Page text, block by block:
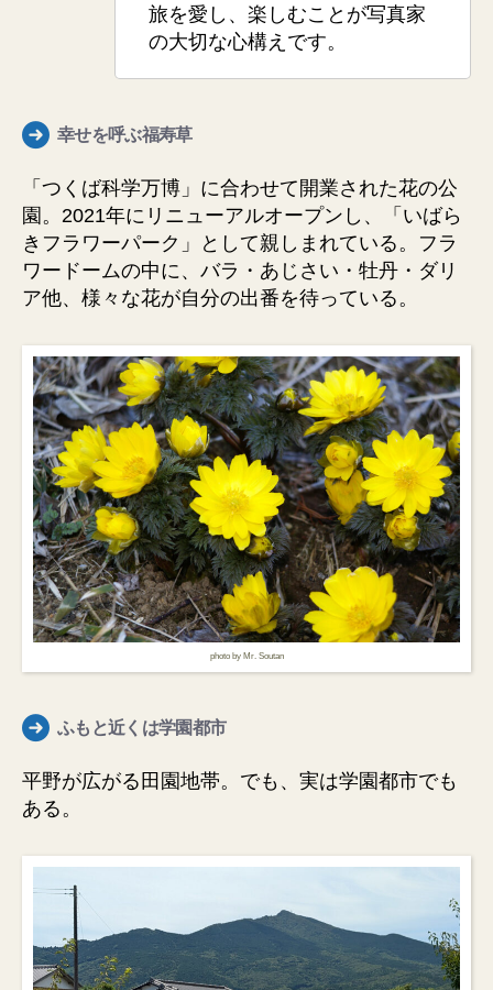
旅を愛し、楽しむことが写真家
の大切な心構えです。
幸せを呼ぶ福寿草
「つくば科学万博」に合わせて開業された花の公
園。2021年にリニューアルオープンし、「いばら
きフラワーパーク」として親しまれている。フラ
ワードームの中に、バラ・あじさい・牡丹・ダリ
ア他、様々な花が自分の出番を待っている。
photo by Mr. Soutan
ふもと近くは学園都市
平野が広がる田園地帯。でも、実は学園都市でも
ある。